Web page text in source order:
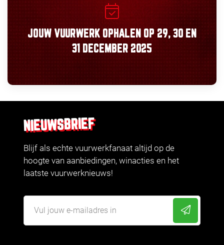
JOUW VUURWERK OPHALEN OP 29, 30 EN
31 DECEMBER 2025
NIEUWSBRIEF
Blijf als echte vuurwerkfanaat altijd op de
hoogte van aanbiedingen, winacties en het
laatste vuurwerknieuws!